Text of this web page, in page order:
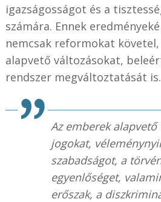
igazságosságot és a
számára. Ennek
nemcsak reformokat
alapvető változásokat,
rendszer megváltoztatását is.
Az emberek
jogokat,
szabadságot, a
egyenlőséget,
erőszak, a